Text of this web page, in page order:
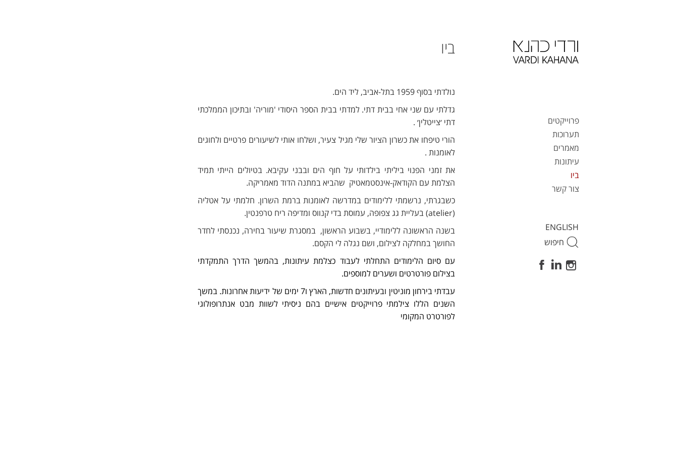
פרוייקטים
תערוכות
מאמרים
עיתונות
ביו
צור קשר
ENGLISH
Search
ביו
נולדתי בסוף 1959 בתל-אביב, ליד הים.
גדלתי עם שני אחי בבית דתי. למדתי בבית הספר היסודי 'מוריה' ובתיכון הממלכתי
דתי ׳צייטלין׳ .
הורי טיפחו את כשרון הציור שלי מגיל צעיר, ושלחו אותי לשיעורים פרטיים ולחוגים
לאומנות .
את זמני הפנוי ביליתי בילדותי על חוף הים ובבני עקיבא. בטיולים הייתי תמיד
הצלמת עם הקודאק-אינסטמאטיק שהביא במתנה הדוד מאמריקה.
כשבגרתי, נרשמתי ללימודים במדרשה לאומנות ברמת השרון. חלמתי על אטליה
(atelier) בעליית גג צפופה, עמוסת בדי קנווס ומדיפה ריח טרפנטין.
בשנה הראשונה ללימודיי, בשבוע הראשון, במסגרת שיעור בחירה, נכנסתי לחדר
החושך במחלקה לצילום, ושם נגלה לי הקסם.
עם סיום הלימודים התחלתי לעבוד כצלמת עיתונות, בהמשך הדרך התמקדתי
בצילום פורטרטים ושערים למוספים.
עבדתי בירחון מוניטין ובעיתונים חדשות, הארץ ו7 ימים של ידיעות אחרונות. במשך
השנים הללו צילמתי פרוייקטים אישיים בהם ניסיתי לשוות מבט אנתרופולוגי
לפורטרט המקומי